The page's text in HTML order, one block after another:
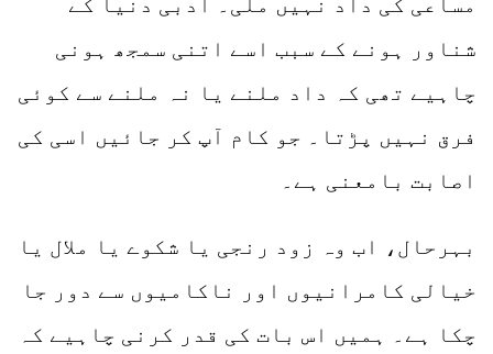
شناور ہونے کے سبب اسے اتنی سمجھ ہونی
چاہیے تھی کہ داد ملنے یا نہ ملنے سے کوئی
فرق نہیں پڑتا۔ جو کام آپ کر جائیں اسی کی
اصابت بامعنی ہے۔
بہرحال، اب وہ زود رنجی یا شکوے یا ملال یا
خیالی کامرانیوں اور ناکامیوں سے دور جا
چکا ہے۔ ہمیں اس بات کی قدر کرنی چاہیے کہ